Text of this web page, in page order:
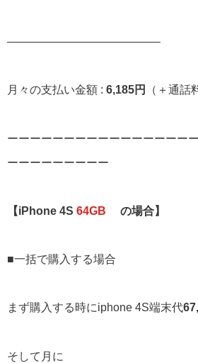
—————————————–
月々の支払い金額 : 6,185円 （＋通話
ーーーーーーーーーーーーーーーー
ーーーーーーーーー
【iPhone 4S 64GB の場合】
■一括で購入する場合
まず購入する時にiphone 4S端末代
そして月に